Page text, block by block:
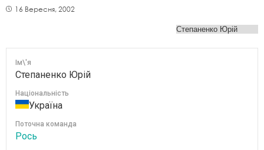
16 Вересня, 2002
Ім\'я
Степаненко Юрій
Національність
Україна
Поточна команда
Рось